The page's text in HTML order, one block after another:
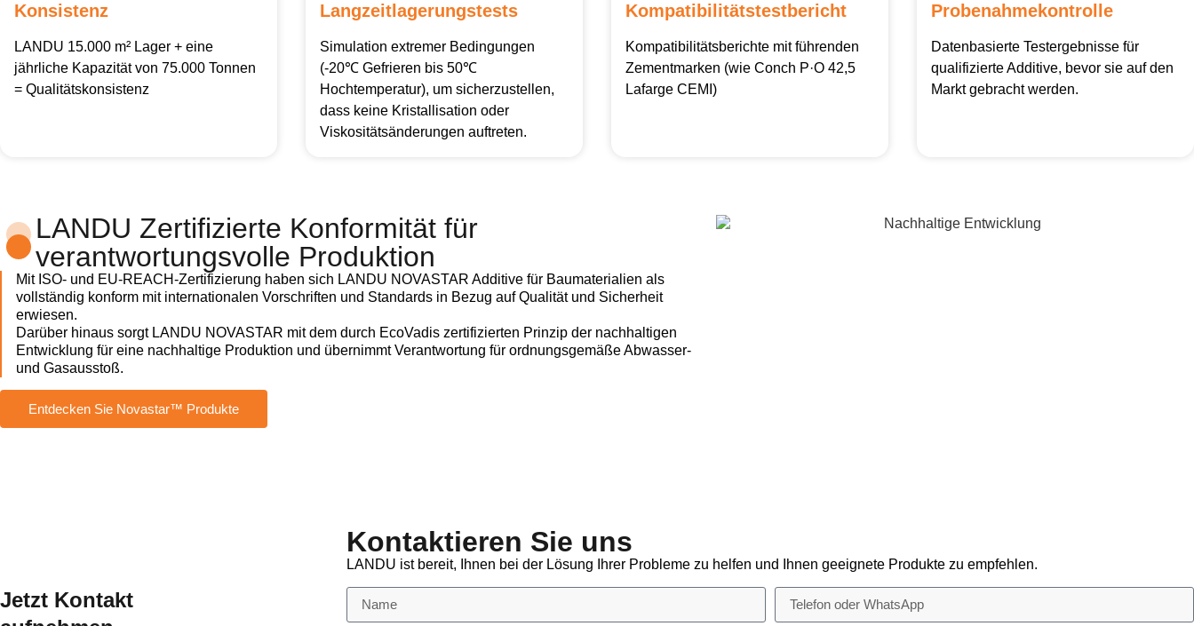
Konsistenz
LANDU 15.000 m² Lager + eine
jährliche Kapazität von 75.000 Tonnen
= Qualitätskonsistenz
Langzeitlagerungstests
Simulation extremer Bedingungen
(-20℃ Gefrieren bis 50℃
Hochtemperatur), um sicherzustellen,
dass keine Kristallisation oder
Viskositätsänderungen auftreten.
Kompatibilitätstestbericht
Kompatibilitätsberichte mit führenden
Zementmarken (wie Conch P·O 42,5
Lafarge CEMI)
Probenahmekontrolle
Datenbasierte Testergebnisse für
qualifizierte Additive, bevor sie auf den
Markt gebracht werden.
LANDU Zertifizierte Konformität für
verantwortungsvolle Produktion
Mit ISO- und EU-REACH-Zertifizierung haben sich LANDU NOVASTAR Additive für Baumaterialien als
vollständig konform mit internationalen Vorschriften und Standards in Bezug auf Qualität und Sicherheit
erwiesen.
Darüber hinaus sorgt LANDU NOVASTAR mit dem durch EcoVadis zertifizierten Prinzip der nachhaltigen
Entwicklung für eine nachhaltige Produktion und übernimmt Verantwortung für ordnungsgemäße Abwasser-
und Gasausstoß.
Entdecken Sie Novastar™ Produkte
Jetzt Kontakt
Kontaktieren Sie uns
LANDU ist bereit, Ihnen bei der Lösung Ihrer Probleme zu helfen und Ihnen geeignete Produkte zu empfehlen.